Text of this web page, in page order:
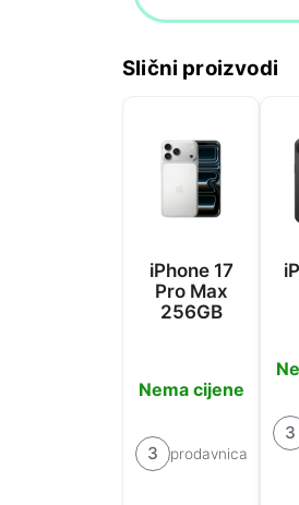
Slični proizvodi
iPhone 17
Pro Max
256GB
Nema cijene
3 prodavnica
3